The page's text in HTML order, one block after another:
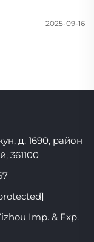
2025-09-16
д. 1690, район
361100
Imp. & Exp.